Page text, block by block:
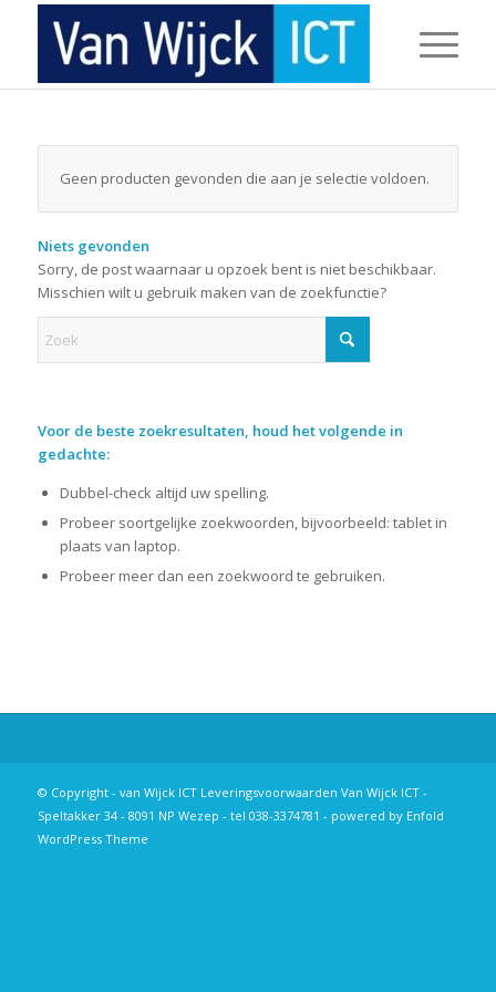
Geen producten gevonden die aan je selectie voldoen.
Niets gevonden
Sorry, de post waarnaar u opzoek bent is niet beschikbaar.
Misschien wilt u gebruik maken van de zoekfunctie?
Voor de beste zoekresultaten, houd het volgende in
gedachte:
Dubbel-check altijd uw spelling.
Probeer soortgelijke zoekwoorden, bijvoorbeeld: tablet in
plaats van laptop.
Probeer meer dan een zoekwoord te gebruiken.
© Copyright - van Wijck ICT Leveringsvoorwaarden Van Wijck ICT -
Speltakker 34 - 8091 NP Wezep - tel 038-3374781 - powered by Enfold
WordPress Theme